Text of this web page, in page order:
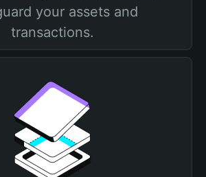
your assets and
transactions.